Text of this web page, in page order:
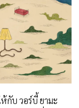
บ วอร์บี้ ยามะ